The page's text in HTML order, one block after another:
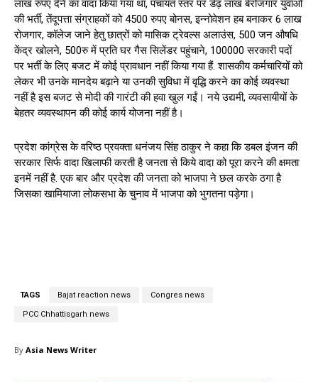
लाख रुपए देने का वादा किया गया था, पंचायत स्तर पर डेढ़ लाख बेरोजगार युवाओं
की भर्ती, तेंदूपत्ता संग्राहकों को 4500 रुपए बोनस, इन्नोवेशन हब बनाकर 6 लाख
रोजगार, कॉलेज जाने हेतु छात्रों को मासिक ट्रेवल्स अलाउंस, 500 जन औषधि
केंद्र खोलने, 500रु में प्रति घर गैस सिलेंडर पहुंचाने, 100000 सरकारी पदों
पर भर्ती के लिए बजट में कोई प्रावधान नहीं किया गया हैं. शासकीय कर्मचारियों को
लेकर भी उनके मानदेय बढ़ाने या उनकी सुविधा में वृद्धि करने का कोई व्यवस्था
नहीं है इस बजट से मोदी की गारंटी की हवा खुल गईं। नये उद्यमी, व्यवसायीयों के
बेहतर व्यवस्थापन की कोई कार्य योजना नहीं है।
प्रदेश कांग्रेस के वरिष्ठ प्रवक्ता धनंजय सिंह ठाकुर ने कहा कि डबल इंजन की
सरकार सिर्फ वादा खिलाफी करती है जनता से किये वादा को पूरा करने की क्षमता
इनमें नहीं है. एक बार और प्रदेश की जनता को भाजपा ने छल करके ठगा है
जिसका खामियाजा लोकसभा के चुनाव में भाजपा को भुगतना पड़ेगा।
TAGS Bajat reaction news Congres news
PCC Chhattisgarh news
By Asia News Writer